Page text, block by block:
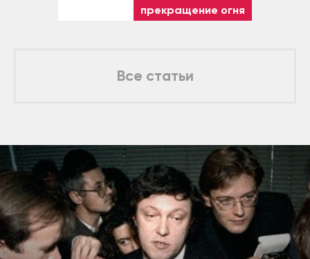
прекращение огня
Все статьи